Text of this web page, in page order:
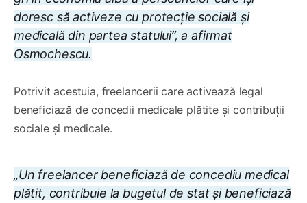
doresc să activeze cu protecție socială și
medicală din partea statului”, a afirmat
Osmochescu.
Potrivit acestuia, freelancerii care activează legal
beneficiază de concedii medicale plătite și contribuții
sociale și medicale.
„Un freelancer beneficiază de concediu medical
plătit, contribuie la bugetul de stat și beneficiază